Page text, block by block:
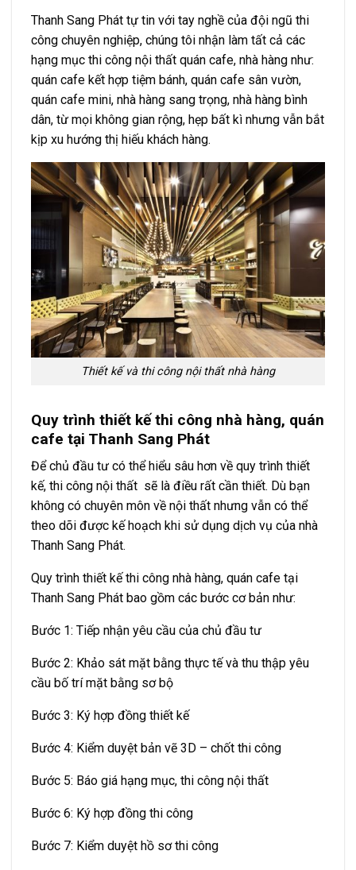
Thanh Sang Phát tự tin với tay nghề của đội ngũ thi
công chuyên nghiệp, chúng tôi nhận làm tất cả các
hạng mục thi công nội thất quán cafe, nhà hàng như:
quán cafe kết hợp tiệm bánh, quán cafe sân vườn,
quán cafe mini, nhà hàng sang trọng, nhà hàng bình
dân, từ mọi không gian rộng, hẹp bất kì nhưng vẫn bắt
kịp xu hướng thị hiếu khách hàng.
Thiết kế và thi công nội thất nhà hàng
Quy trình thiết kế thi công nhà hàng, quán
cafe tại Thanh Sang Phát
Để chủ đầu tư có thể hiểu sâu hơn về quy trình thiết
kế, thi công nội thất sẽ là điều rất cần thiết. Dù bạn
không có chuyên môn về nội thất nhưng vẫn có thể
theo dõi được kế hoạch khi sử dụng dịch vụ của nhà
Thanh Sang Phát.
Quy trình thiết kế thi công nhà hàng, quán cafe tại
Thanh Sang Phát bao gồm các bước cơ bản như:
Bước 1: Tiếp nhận yêu cầu của chủ đầu tư
Bước 2: Khảo sát mặt bằng thực tế và thu thập yêu
cầu bố trí mặt bằng sơ bộ
Bước 3: Ký hợp đồng thiết kế
Bước 4: Kiểm duyệt bản vẽ 3D – chốt thi công
Bước 5: Báo giá hạng mục, thi công nội thất
Bước 6: Ký hợp đồng thi công
Bước 7: Kiểm duyệt hồ sơ thi công